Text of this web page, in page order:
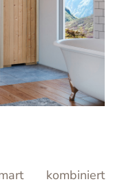
kombiniert